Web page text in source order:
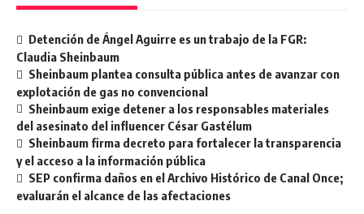
Detención de Ángel Aguirre es un trabajo de la FGR:
Claudia Sheinbaum
Sheinbaum plantea consulta pública antes de avanzar con
explotación de gas no convencional
Sheinbaum exige detener a los responsables materiales
del asesinato del influencer César Gastélum
Sheinbaum firma decreto para fortalecer la transparencia
y el acceso a la información pública
SEP confirma daños en el Archivo Histórico de Canal Once;
evaluarán el alcance de las afectaciones